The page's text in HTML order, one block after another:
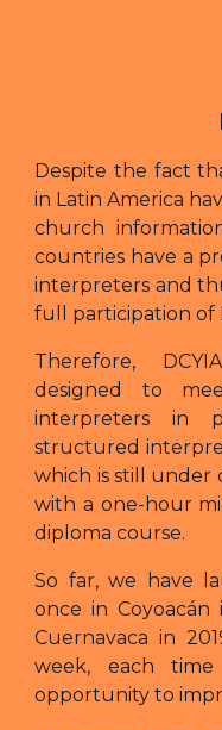
Despite the fact
in Latin America
church
countries have a
interpreters and
full participation of
Therefore,
designed to
interpreters in
structured
which is still under
with a one-hour
diploma course.
So far, we have
once in Coyoacán
Cuernavaca in
week, each
opportunity to